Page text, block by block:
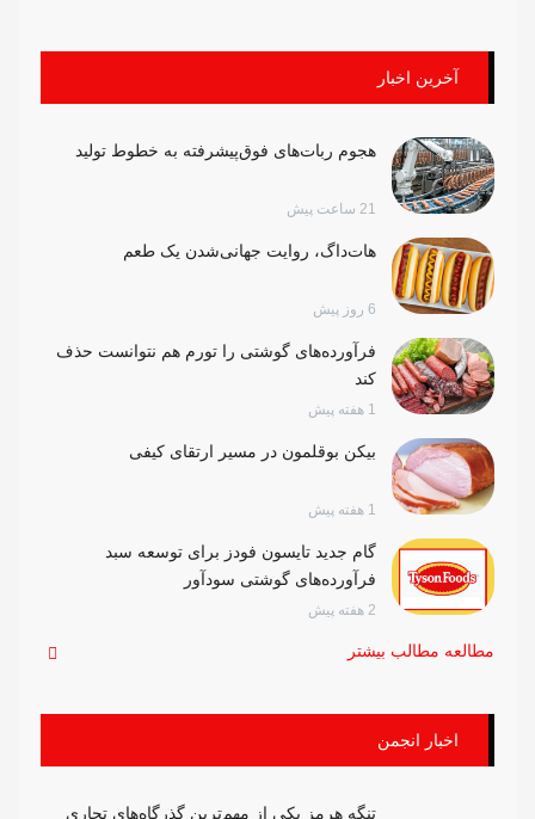
آخرین اخبار
هجوم ربات‌های فوق‌پیشرفته به خطوط تولید
هات‌داگ، روایت جهانی‌شدن یک طعم
فرآورده‌های گوشتی را تورم هم نتوانست حذف
کند
بیکن بوقلمون در مسیر ارتقای کیفی
گام جدید تایسون فودز برای توسعه سبد
فرآورده‌های گوشتی سودآور
مطالعه مطالب بیشتر
اخبار انجمن
تنگه هرمز یکی از مهم‌ترین گذرگاه‌های تجاری